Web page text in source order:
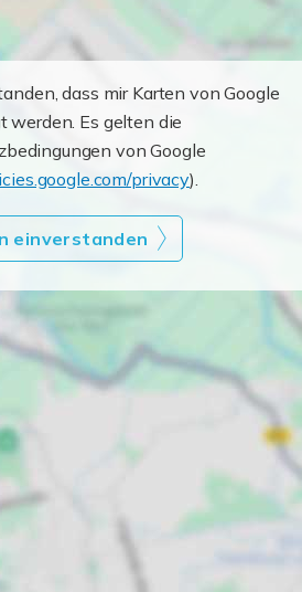
dass mir Karten von Google
werden. Es gelten die
von Google
privacy).
einverstanden